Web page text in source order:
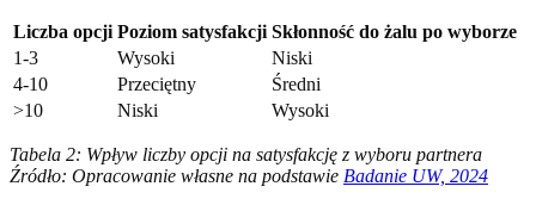
Liczba opcji Poziom satysfakcji Skłonność do żalu po wyborze
1-3
Wysoki
Niski
4-10
Przeciętny
Średni
>10
Niski Wysoki
Tabela 2: Wpływ liczby opcji na satysfakcję z wyboru partnera
Źródło: Opracowanie własne na podstawie Badanie UW, 2024